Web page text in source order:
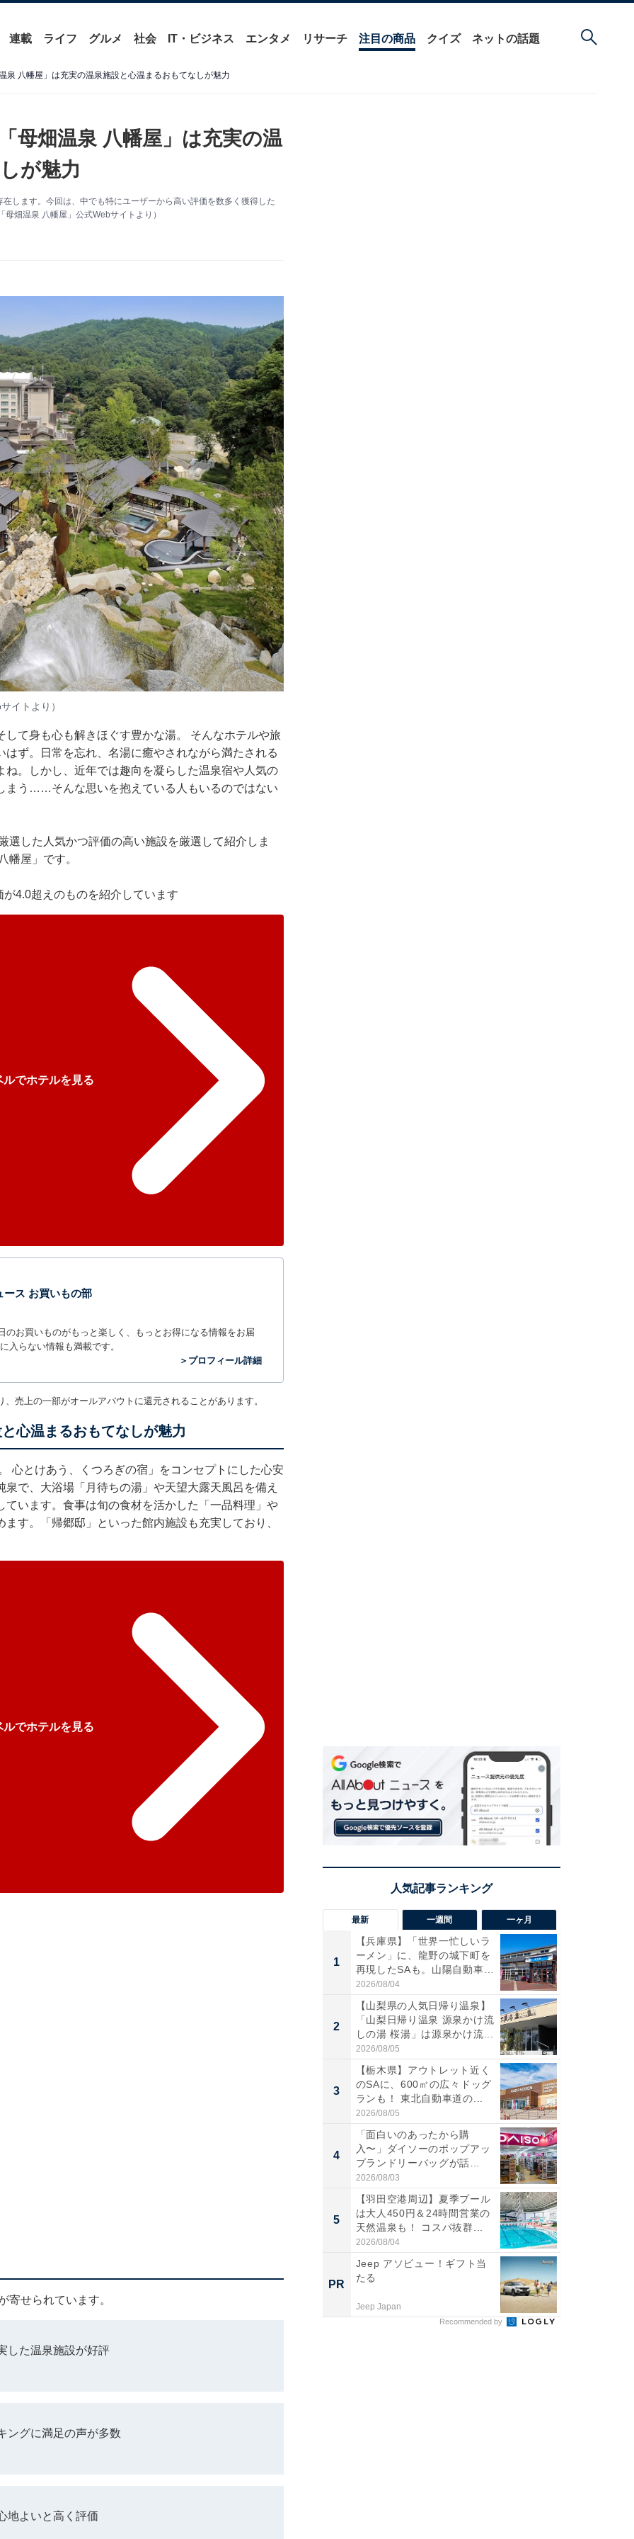
連載 ライフ グルメ 社会 IT・ビジネス エンタメ リサーチ 注目の商品 クイズ ネットの話題
泉 八幡屋」は充実の温泉施設と心温まるおもてなしが魅力
母畑温泉 八幡屋」は充実の温
が魅力
します。今回は、中でも特にユーザーから高い評価を数多く獲得した
畑温泉 八幡屋」公式Webサイトより）
イトより）
て身も心も解きほぐす豊かな湯。 そんなホテルや旅
ず。日常を忘れ、名湯に癒やされながら満たされる
。しかし、近年では趣向を凝らした温泉宿や人気の
まう……そんな思いを抱えている人もいるのではない
した人気かつ評価の高い施設を厳選して紹介しま
幡屋」です。
4.0超えのものを紹介しています
でホテルを見る
ス お買いもの部
お買いものがもっと楽しく、もっとお得になる情報をお届
入らない情報も満載です。
＞プロフィール詳細
売上の一部がオールアバウトに還元されることがあります。
心温まるおもてなしが魅力
心とけあう、くつろぎの宿」をコンセプトにした心安
で、大浴場「月待ちの湯」や天望大露天風呂を備え
います。食事は旬の食材を活かした「一品料理」や
す。「帰郷邸」といった館内施設も充実しており、
でホテルを見る
寄せられています。
した温泉施設が好評
ングに満足の声が多数
地よいと高く評価
最新 一週間 一ヶ月
1
【兵庫県】「世界一忙しいラ
ーメン」に、龍野の城下町を
再現したSAも。山陽自動車
道...
2026/08/04
2
【山梨県の人気日帰り温泉】
「山梨日帰り温泉 源泉かけ流
しの湯 桜湯」は源泉かけ流...
2026/08/05
3
【栃木県】アウトレット近く
のSAに、600㎡の広々ドッグ
ランも！ 東北自動車道の...
2026/08/05
4
「面白いのあったから購
入〜」ダイソーのポップアッ
プランドリーバッグが話
題。“さま...
2026/08/03
5
【羽田空港周辺】夏季プール
は大人450円＆24時間営業の
天然温泉も！ コスパ抜群...
2026/08/04
PR
Jeep アソビュー！ギフト当
たる
Jeep Japan
Recommended by